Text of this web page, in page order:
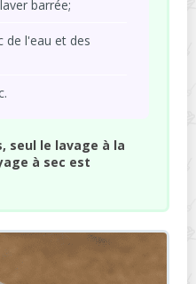
barrée;
de l'eau et des
seul le lavage à la
à sec est